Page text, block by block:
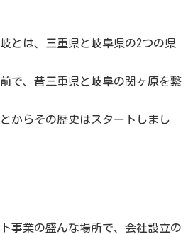
とは、三重県と岐阜県の2つの県
で、昔三重県と岐阜の関ヶ原を繋
からその歴史はスタートしまし
事業の盛んな場所で、会社設立の